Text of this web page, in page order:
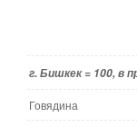
г. Бишкек = 100, в
Говядина